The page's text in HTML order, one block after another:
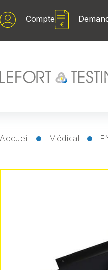
Compte
Accueil Médical